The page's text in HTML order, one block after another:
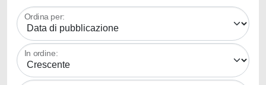
Ordina per:
In ordine: